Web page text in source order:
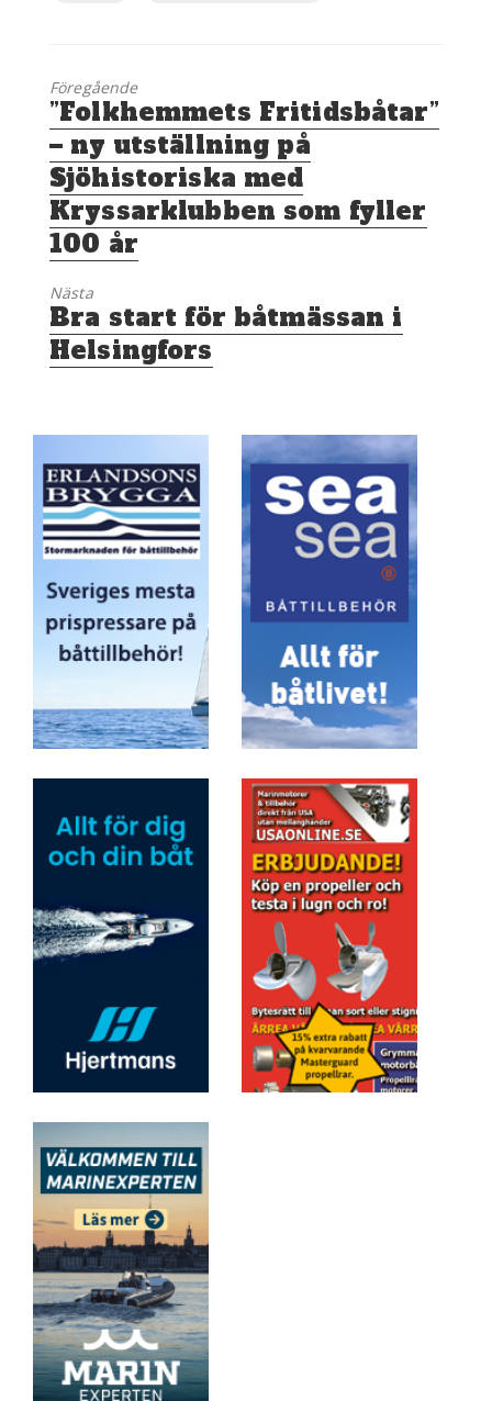
Föregående
Föregående
inlägg:
”Folkhemmets Fritidsbåtar”
– ny utställning på
Sjöhistoriska med
Kryssarklubben som fyller
100 år
Nästa
Nästa
inlägg:
Bra start för båtmässan i
Helsingfors